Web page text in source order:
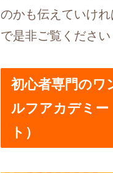
のかも伝えていけ
で是非ご覧ください
初心者専門のワ
ルフアカデミー
ト）